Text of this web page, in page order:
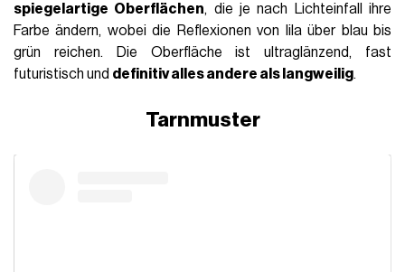
spiegelartige Oberflächen, die je nach Lichteinfall ihre
Farbe ändern, wobei die Reflexionen von lila über blau bis
grün reichen. Die Oberfläche ist ultraglänzend, fast
futuristisch und definitiv alles andere als langweilig.
Tarnmuster